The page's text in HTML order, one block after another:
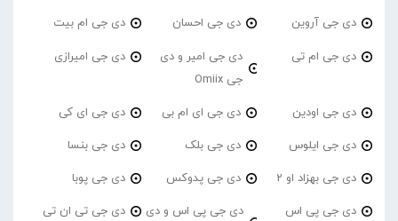
دی جی آروین دی جی احسان دی جی ام بیت
دی جی ام تی
دی جی امیر و دی
جی Omiix
دی جی امیرازی
دی جی اودین دی جی ای ام بی دی جی ای کی
دی جی ایلوس دی جی بلک دی جی بنسا
دی جی بهزاد او 2 دی جی پدوکس دی جی پوبا
دی جی پی اس
دی جی پی اس و دی
دی جی تی ان تی